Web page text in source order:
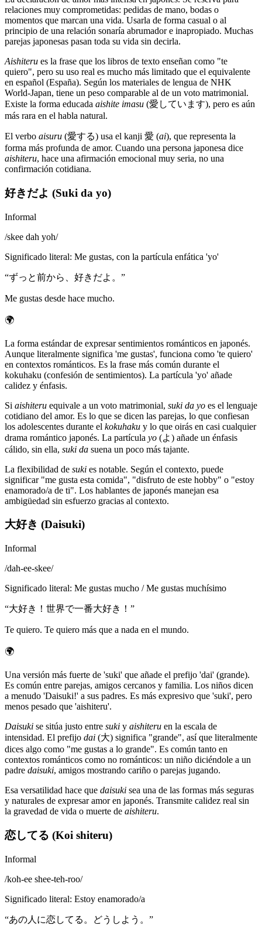
relaciones muy comprometidas: pedidas de mano, bodas o
momentos que marcan una vida. Usarla de forma casual o al
principio de una relación sonaría abrumador e inapropiado. Muchas
parejas japonesas pasan toda su vida sin decirla.
Aishiteru es la frase que los libros de texto enseñan como "te
quiero", pero su uso real es mucho más limitado que el equivalente
en español (España). Según los materiales de lengua de NHK
World-Japan, tiene un peso comparable al de un voto matrimonial.
Existe la forma educada aishite imasu (愛しています), pero es aún
más rara en el habla natural.
El verbo aisuru (愛する) usa el kanji 愛 (ai), que representa la
forma más profunda de amor. Cuando una persona japonesa dice
aishiteru, hace una afirmación emocional muy seria, no una
confirmación cotidiana.
好きだよ (Suki da yo)
Informal
/skee dah yoh/
Significado literal: Me gustas, con la partícula enfática 'yo'
“ずっと前から、好きだよ。 ”
Me gustas desde hace mucho.
🌍
La forma estándar de expresar sentimientos románticos en japonés.
Aunque literalmente significa 'me gustas', funciona como 'te quiero'
en contextos románticos. Es la frase más común durante el
kokuhaku (confesión de sentimientos). La partícula 'yo' añade
calidez y énfasis.
Si aishiteru equivale a un voto matrimonial, suki da yo es el lenguaje
cotidiano del amor. Es lo que se dicen las parejas, lo que confiesan
los adolescentes durante el kokuhaku y lo que oirás en casi cualquier
drama romántico japonés. La partícula yo (よ) añade un énfasis
cálido, sin ella, suki da suena un poco más tajante.
La flexibilidad de suki es notable. Según el contexto, puede
significar "me gusta esta comida", "disfruto de este hobby" o "estoy
enamorado/a de ti". Los hablantes de japonés manejan esa
ambigüedad sin esfuerzo gracias al contexto.
大好き (Daisuki)
Informal
/dah-ee-skee/
Significado literal: Me gustas mucho / Me gustas muchísimo
“大好き！世界で一番大好き！ ”
Te quiero. Te quiero más que a nada en el mundo.
🌍
Una versión más fuerte de 'suki' que añade el prefijo 'dai' (grande).
Es común entre parejas, amigos cercanos y familia. Los niños dicen
a menudo 'Daisuki!' a sus padres. Es más expresivo que 'suki', pero
menos pesado que 'aishiteru'.
Daisuki se sitúa justo entre suki y aishiteru en la escala de
intensidad. El prefijo dai (大) significa "grande", así que literalmente
dices algo como "me gustas a lo grande". Es común tanto en
contextos románticos como no románticos: un niño diciéndole a un
padre daisuki, amigos mostrando cariño o parejas jugando.
Esa versatilidad hace que daisuki sea una de las formas más seguras
y naturales de expresar amor en japonés. Transmite calidez real sin
la gravedad de vida o muerte de aishiteru.
恋してる (Koi shiteru)
Informal
/koh-ee shee-teh-roo/
Significado literal: Estoy enamorado/a
“あの人に恋してる。どうしよう。 ”